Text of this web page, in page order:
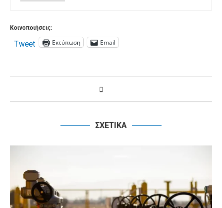
Κοινοποιήσεις:
Tweet Εκτύπωση Email
ΣΧΕΤΙΚΑ